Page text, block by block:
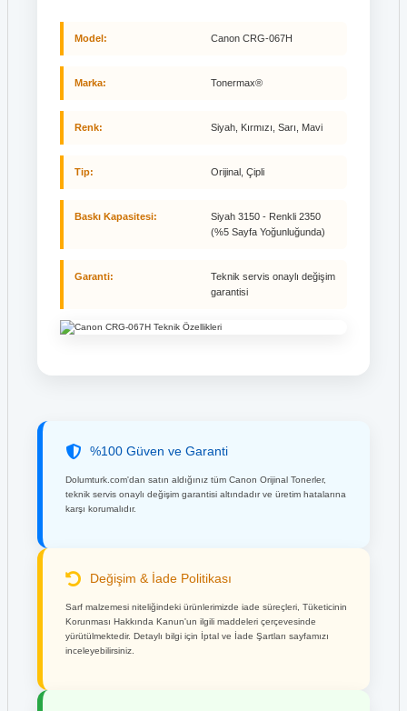
Model: Canon CRG-067H
Marka: Tonermax®
Renk: Siyah, Kırmızı, Sarı, Mavi
Tip: Orijinal, Çipli
Baskı Kapasitesi:
Siyah 3150 - Renkli 2350
(%5 Sayfa Yoğunluğunda)
Garanti:
Teknik servis onaylı değişim
garantisi
%100 Güven ve Garanti
Dolumturk.com'dan satın aldığınız tüm Canon Orijinal Tonerler,
teknik servis onaylı değişim garantisi altındadır ve üretim hatalarına
karşı korumalıdır.
Değişim & İade Politikası
Sarf malzemesi niteliğindeki ürünlerimizde iade süreçleri, Tüketicinin
Korunması Hakkında Kanun'un ilgili maddeleri çerçevesinde
yürütülmektedir. Detaylı bilgi için İptal ve İade Şartları sayfamızı
inceleyebilirsiniz.